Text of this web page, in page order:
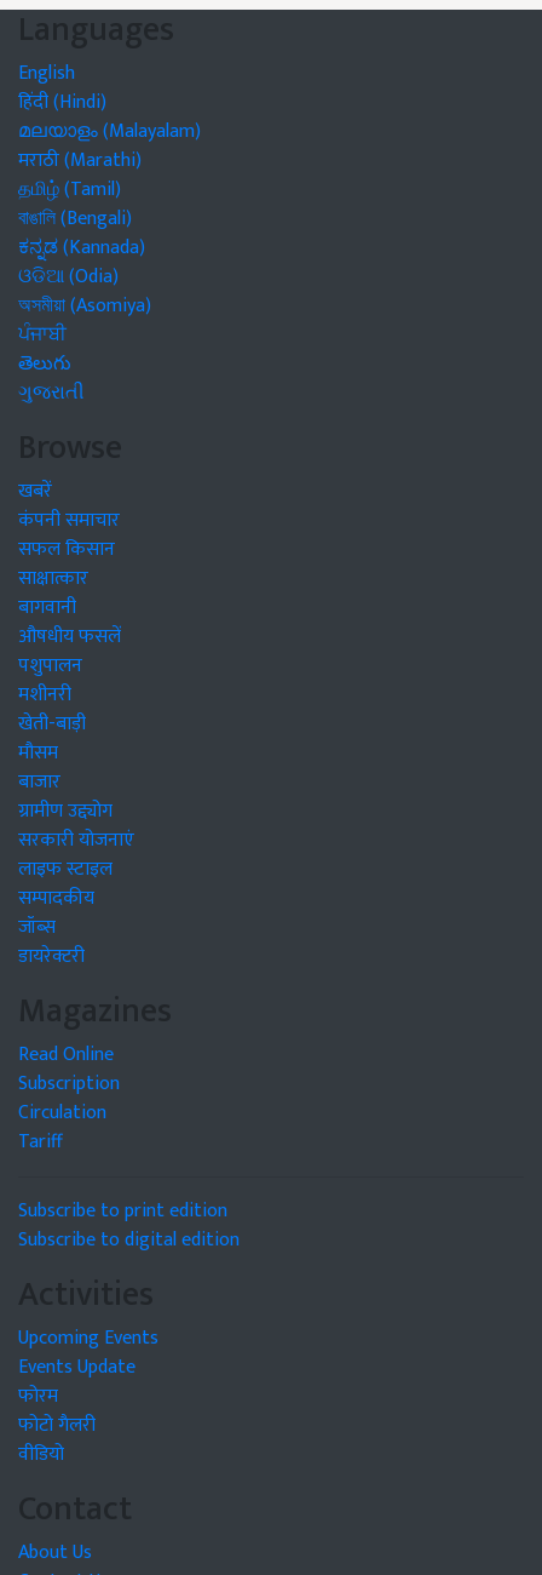
Languages
English
हिंदी (Hindi)
മലയാളം (Malayalam)
मराठी (Marathi)
தமிழ் (Tamil)
বাঙালি (Bengali)
ಕನ್ನಡ (Kannada)
ଓଡିଆ (Odia)
অসমীয়া (Asomiya)
ਪੰਜਾਬੀ
తెలుగు
ગુજરાતી
Browse
खबरें
कंपनी समाचार
सफल किसान
साक्षात्कार
बागवानी
औषधीय फसलें
पशुपालन
मशीनरी
खेती-बाड़ी
मौसम
बाजार
ग्रामीण उद्द्योग
सरकारी योजनाएं
लाइफ स्टाइल
सम्पादकीय
जॉब्स
डायरेक्टरी
Magazines
Read Online
Subscription
Circulation
Tariff
Subscribe to print edition
Subscribe to digital edition
Activities
Upcoming Events
Events Update
फोरम
फोटो गैलरी
वीडियो
Contact
About Us